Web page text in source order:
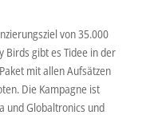
von 35.000
Birds gibt es Tidee in der
mit allen Aufsätzen
Die Kampagne ist
und Globaltronics und